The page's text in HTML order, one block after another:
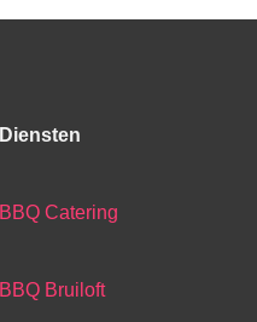
Diensten
BBQ Catering
BBQ Bruiloft